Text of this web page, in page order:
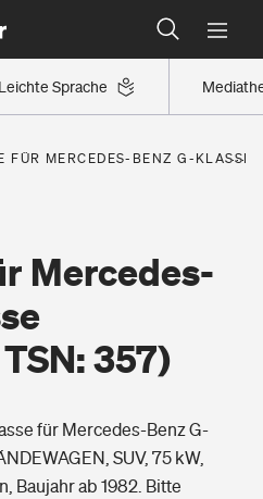
Leichte Sprache
finden
eingestuft
finden
FÜR MERCEDES-BENZ G-
Mercedes-
357)
für Mercedes-Benz G-
SUV, 75 kW,
Baujahr ab 1982. Bitte